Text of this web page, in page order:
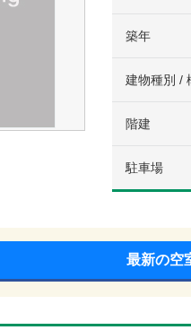
築年
建物種別 /
階建
駐車場
最新の空